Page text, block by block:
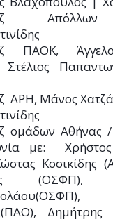
ΠΑΟΚ,
Στέλιος
ΑΡΗ, Μάνος
ομάδων Αθήνας
με:
Κοσικίδης
(ΟΣΦΠ),
Δημήτρης